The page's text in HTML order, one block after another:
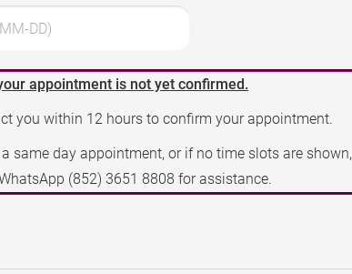
DD)
appointment is not yet confirmed.
you within 12 hours to confirm your appointment.
a same day appointment, or if no time slots are
(852) 3651 8808 for assistance.